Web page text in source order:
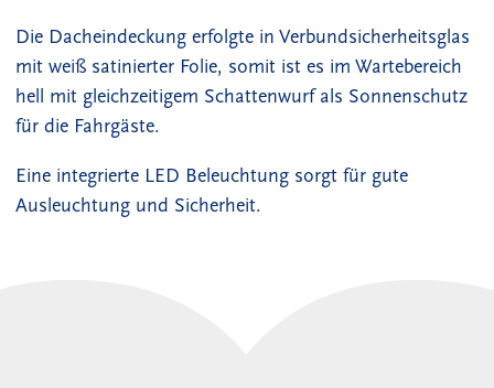
Die Dacheindeckung erfolgte in Verbundsicherheitsglas
mit weiß satinierter Folie, somit ist es im Wartebereich
hell mit gleichzeitigem Schattenwurf als Sonnenschutz
für die Fahrgäste.
Eine integrierte LED Beleuchtung sorgt für gute
Ausleuchtung und Sicherheit.